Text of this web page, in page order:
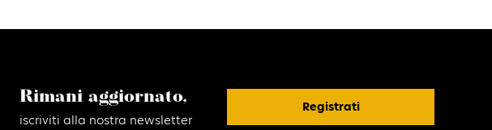
Rimani aggiornato,
iscriviti alla nostra newsletter
Registrati